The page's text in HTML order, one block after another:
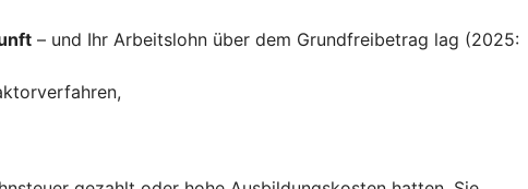
– und Ihr Arbeitslohn über dem Grundfreibetrag lag (2025: